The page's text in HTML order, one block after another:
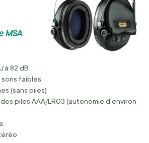
MSA
82 dB
faibles
(sans piles)
piles AAA/LR03 (autonomie d'environ